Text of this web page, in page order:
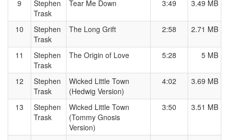
9
Stephen
Trask
Tear Me Down 3:49 3.49 MB
10
Stephen
Trask
The Long Grift 2:58 2.71 MB
11
Stephen
Trask
The Origin of Love 5:28 5 MB
12
Stephen
Trask
Wicked Little Town
(Hedwig Version)
4:02 3.69 MB
13
Stephen
Trask
Wicked Little Town
(Tommy Gnosis
Version)
3:50 3.51 MB